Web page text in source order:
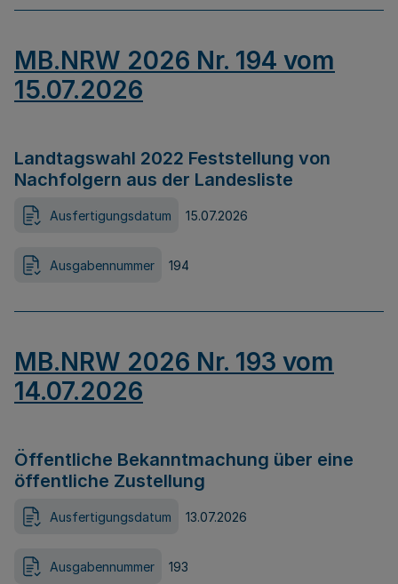
MB.NRW 2026 Nr. 194 vom
15.07.2026
Landtagswahl 2022 Feststellung von
Nachfolgern aus der Landesliste
Ausfertigungsdatum 15.07.2026
Ausgabennummer 194
MB.NRW 2026 Nr. 193 vom
14.07.2026
Öffentliche Bekanntmachung über eine
öffentliche Zustellung
Ausfertigungsdatum 13.07.2026
Ausgabennummer 193